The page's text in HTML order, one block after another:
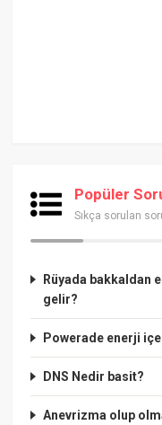
Popüler
Sıkça sorulan
Rüyada bakkaldan
gelir?
Powerade enerji
DNS Nedir basit?
Anevrizma olup